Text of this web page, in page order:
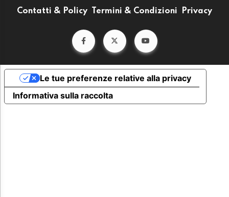
Contatti & Policy Termini & Condizioni Privacy
Informativa sulla raccolta
Le tue preferenze relative alla privacy